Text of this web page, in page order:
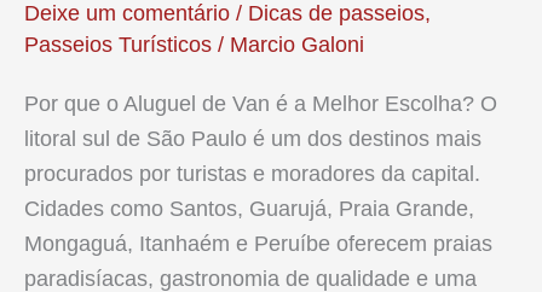
Deixe um comentário / Dicas de passeios,
Passeios Turísticos / Marcio Galoni
Por que o Aluguel de Van é a Melhor Escolha? O
litoral sul de São Paulo é um dos destinos mais
procurados por turistas e moradores da capital.
Cidades como Santos, Guarujá, Praia Grande,
Mongaguá, Itanhaém e Peruíbe oferecem praias
paradisíacas, gastronomia de qualidade e uma